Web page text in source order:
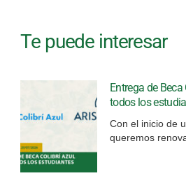
Te puede interesar
Entrega de
todos los
Con el inicio de
queremos